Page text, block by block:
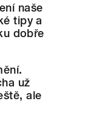
naše
tipy a
dobře
už
ale